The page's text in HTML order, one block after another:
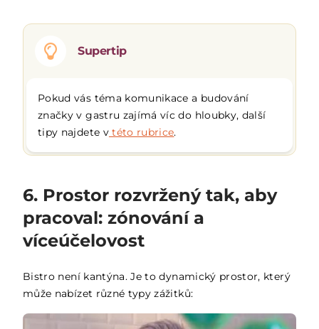
Supertip
Pokud vás téma komunikace a budování
značky v gastru zajímá víc do hloubky, další
tipy najdete vtéto rubrice.
6. Prostor rozvržený tak, aby
pracoval: zónování a
víceúčelovost
Bistro není kantýna. Je to dynamický prostor, který
může nabízet různé typy zážitků: